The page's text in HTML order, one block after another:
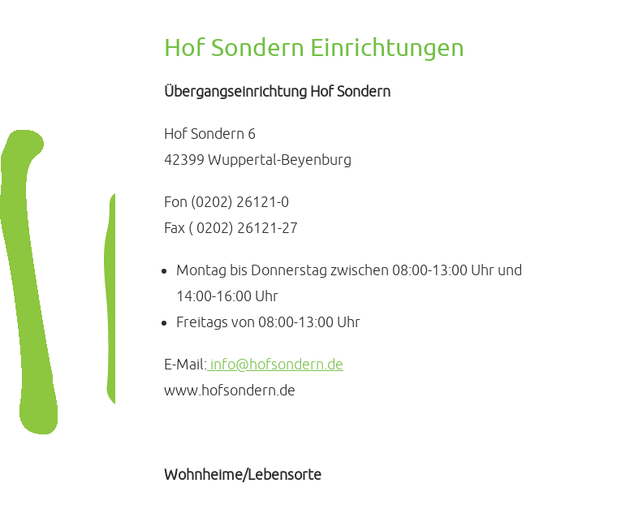
Hof Sondern Einrichtungen
Übergangseinrichtung Hof Sondern
Hof Sondern 6
42399 Wuppertal-Beyenburg
Fon (0202) 26121-0
Fax ( 0202) 26121-27
Montag bis Donnerstag zwischen 08:00-13:00 Uhr und
14:00-16:00 Uhr
Freitags von 08:00-13:00 Uhr
E-Mail: info@hofsondern.de
www.hofsondern.de
Wohnheime/Lebensorte